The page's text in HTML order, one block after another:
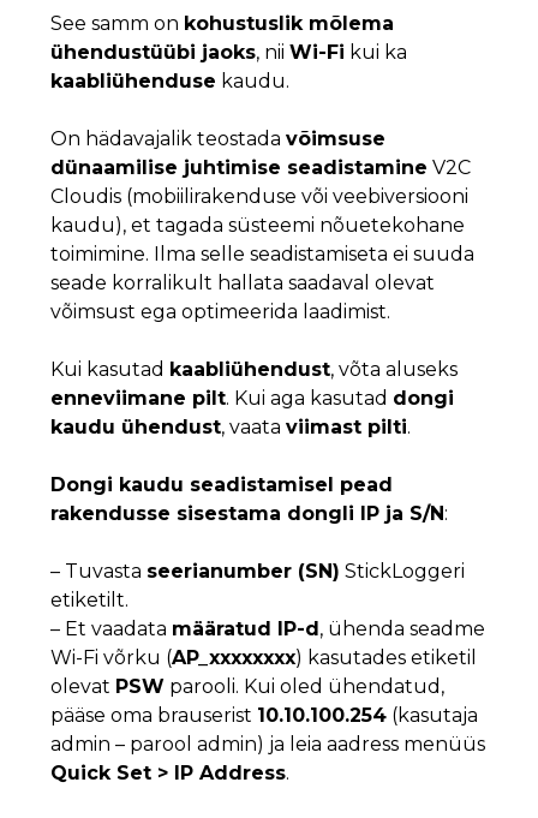
See samm on kohustuslik mõlema
ühendustüübi jaoks, nii Wi-Fi kui ka
kaabliühenduse kaudu.
On hädavajalik teostada võimsuse
dünaamilise juhtimise seadistamine V2C
Cloudis (mobiilirakenduse või veebiversiooni
kaudu), et tagada süsteemi nõuetekohane
toimimine. Ilma selle seadistamiseta ei suuda
seade korralikult hallata saadaval olevat
võimsust ega optimeerida laadimist.
Kui kasutad kaabliühendust, võta aluseks
enneviimane pilt. Kui aga kasutad dongi
kaudu ühendust, vaata viimast pilti.
Dongi kaudu seadistamisel pead
rakendusse sisestama dongli IP ja S/N :
– Tuvasta seerianumber (SN) StickLoggeri
etiketilt.
– Et vaadata määratud IP-d , ühenda seadme
Wi-Fi võrku (AP_xxxxxxxx) kasutades etiketil
olevat PSW parooli. Kui oled ühendatud,
pääse oma brauserist 10.10.100.254 (kasutaja
admin – parool admin) ja leia aadress menüüs
Quick Set > IP Address.